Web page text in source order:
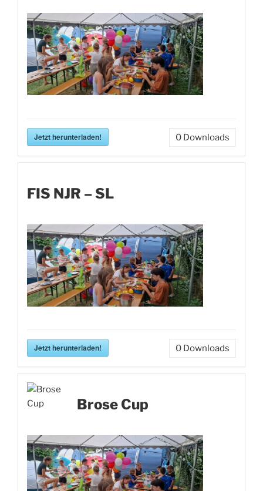
Jetzt herunterladen! 0 Downloads
FIS NJR – SL
Jetzt herunterladen! 0 Downloads
Brose Cup